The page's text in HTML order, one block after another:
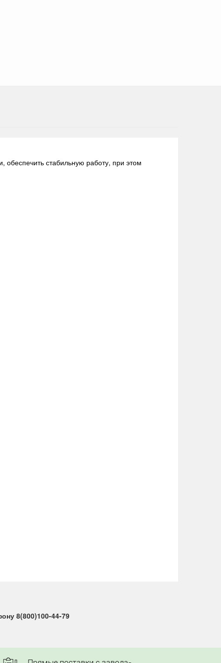
обеспечить стабильную работу, при этом
8(800)100-44-79